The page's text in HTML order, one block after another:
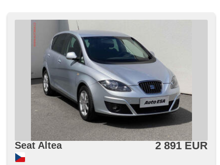
Seat Altea 2 891 EUR